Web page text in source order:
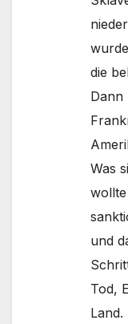
die
Dann
Was
und
Tod,
Land.